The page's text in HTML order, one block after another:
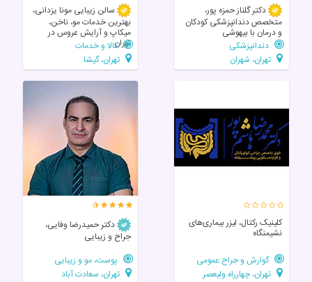
دکتر گلناز حمزه پور،
متخصص دندانپزشکی کودکان
و درمان با بیهوشی
دندانپزشکی
تهران، شهران
سالن زیبایی مونا یزدانی،
بهترین خدمات مو، ناخن،
میکاپ و آرایش عروس در
تهرانکالا و خدمات
تهران، گیشا
کلینیک رکتال، لیزر بیماری‌های
نشیمنگاه
گوارش و جراح عمومی
تهران، چهارراه ولیعصر
دکتر حمیدرضا وفایی،
جراح و زیبایی
پوست، مو و زیبایی
تهران، سعادت آباد